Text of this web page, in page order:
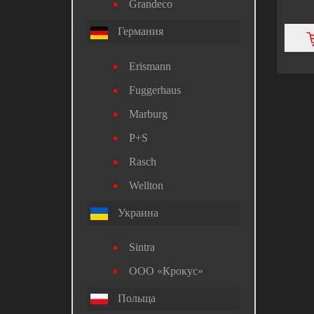
Grandeco
Германия
Erismann
Fuggerhaus
Marburg
P+S
Rasch
Wellton
Украина
Sintra
ООО «Крокус»
Польща